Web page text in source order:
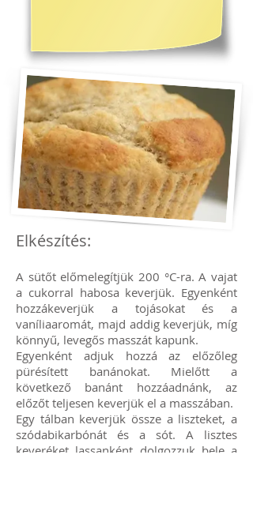
Elkészítés:
A sütőt előmelegítjük 200 °C-ra. A vajat
a cukorral habosa keverjük. Egyenként
hozzákeverjük a tojásokat és a
vaníliaaromát, majd addig keverjük, míg
könnyű, levegős masszát kapunk.
Egyenként adjuk hozzá az előzőleg
pürésített banánokat. Mielőtt a
következő banánt hozzáadnánk, az
előzőt teljesen keverjük el a masszában.
Egy tálban keverjük össze a liszteket, a
szódabikarbónát és a sót. A lisztes
keveréket lassanként dolgozzuk bele a